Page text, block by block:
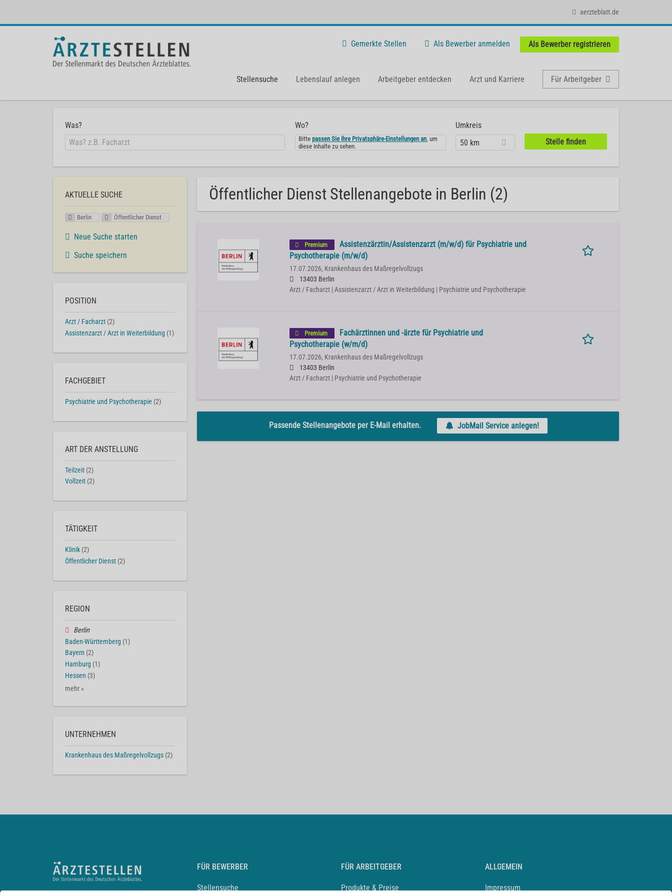
aerzteblatt.de
Gemerkte Stellen Als Bewerber anmelden Als Bewerber registrieren
Stellensuche Lebenslauf anlegen Arbeitgeber entdecken Arzt und Karriere Für Arbeitgeber
Was? Wo?
Bittepassen Sie Ihre Privatsphäre-Einstellungen an, um
diese Inhalte zu sehen.
Umkreis
50 km
Öffentlicher Dienst Stellenangebote in Berlin (2)
Premium
Assistenzärztin/Assistenzarzt (m/w/d) für Psychiatrie und
Psychotherapie (m/w/d)
17.07.2026, Krankenhaus des Maßregelvollzugs
13403 Berlin
Arzt / Facharzt | Assistenzarzt / Arzt in Weiterbildung | Psychiatrie und Psychotherapie
Premium
Fachärztinnen und -ärzte für Psychiatrie und
Psychotherapie (w/m/d)
17.07.2026, Krankenhaus des Maßregelvollzugs
13403 Berlin
Arzt / Facharzt | Psychiatrie und Psychotherapie
Passende Stellenangebote per E-Mail erhalten. JobMail Service anlegen!
AKTUELLE SUCHE
Berlin Öffentlicher Dienst
Neue Suche starten
Suche speichern
POSITION
Arzt / Facharzt (2)
Assistenzarzt / Arzt in Weiterbildung (1)
FACHGEBIET
Psychiatrie und Psychotherapie (2)
ART DER ANSTELLUNG
Teilzeit (2)
Vollzeit (2)
TÄTIGKEIT
Klinik (2)
Öffentlicher Dienst (2)
REGION
Berlin
Baden-Württemberg (1)
Bayern (2)
Hamburg (1)
Hessen (3)
mehr »
UNTERNEHMEN
Krankenhaus des Maßregelvollzugs (2)
FÜR BEWERBER
Stellensuche
FÜR ARBEITGEBER
Produkte & Preise
ALLGEMEIN
Impressum